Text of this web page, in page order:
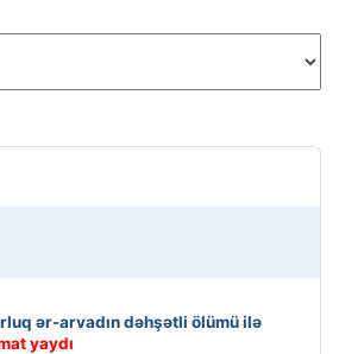
ər-arvadın dəhşətli ölümü ilə
yaydı